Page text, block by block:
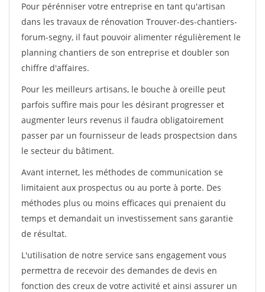
Pour pérénniser votre entreprise en tant qu'artisan
dans les travaux de rénovation Trouver-des-chantiers-
forum-segny, il faut pouvoir alimenter régulièrement le
planning chantiers de son entreprise et doubler son
chiffre d'affaires.
Pour les meilleurs artisans, le bouche à oreille peut
parfois suffire mais pour les désirant progresser et
augmenter leurs revenus il faudra obligatoirement
passer par un fournisseur de leads prospectsion dans
le secteur du bâtiment.
Avant internet, les méthodes de communication se
limitaient aux prospectus ou au porte à porte. Des
méthodes plus ou moins efficaces qui prenaient du
temps et demandait un investissement sans garantie
de résultat.
L'utilisation de notre service sans engagement vous
permettra de recevoir des demandes de devis en
fonction des creux de votre activité et ainsi assurer un